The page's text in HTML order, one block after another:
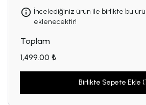
İncelediğiniz ürün ile birlikte bu
eklenecektir!
Toplam
1,499.00 ₺
Birlikte Sepete Ekle